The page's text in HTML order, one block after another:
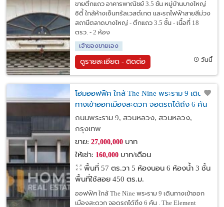
ขายตึกแถว อาคารพาณิชย์ 3.5 ชั้น หมู่บ้านบางใหญ่
ซิตี้ ใกล้ห้างเซ็นทรัลเวสต์เกต และรถไฟฟ้าสายสีม่วง
สถานีตลาดบางใหญ่ - ตึกแถว 3.5 ชั้น - เนื้อที่ 18
ตรว. - 2 ห้อง
เจ้าของขายเอง
ดูรายละเอียด - ติดต่อ วันนี้
โฮมออฟฟิศ ใกล้ The Nine พระราม 9 เดิน
ทางเข้าออกเมืองสะดวก จอดรถได้ถึง 6 คัน
ถนนพระราม 9, สวนหลวง, สวนหลวง,
กรุงเทพ
ขาย: 27,000,000บาท
ให้เช่า: 160,000บาท/เดือน
พื้นที่ 57 ตร.วา 5 ห้องนอน 6 ห้องน้ำ 3 ชั้น
พื้นที่ใช้สอย 450 ตร.ม.
ออฟฟิศ ใกล้ The Nine พระราม 9 เดินทางเข้าออก
เมืองสะดวก จอดรถได้ถึง 6 คัน . The Element